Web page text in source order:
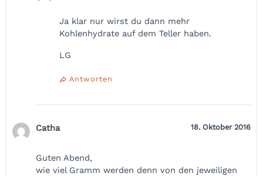
Ja klar nur wirst du dann mehr
Kohlenhydrate auf dem Teller haben.
LG
Antworten
Catha 18. Oktober 2016
Guten Abend,
wie viel Gramm werden denn von den jeweiligen